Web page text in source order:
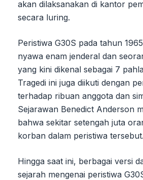
akan dilaksanakan di kantor
secara luring.
Peristiwa G30S pada tahun
nyawa enam jenderal dan
yang kini dikenal sebagai 7
Tragedi ini juga diikuti dengan
terhadap ribuan anggota dan
Sejarawan Benedict Anderson
bahwa sekitar setengah juta
korban dalam peristiwa tersebut.
Hingga saat ini, berbagai versi
sejarah mengenai peristiwa